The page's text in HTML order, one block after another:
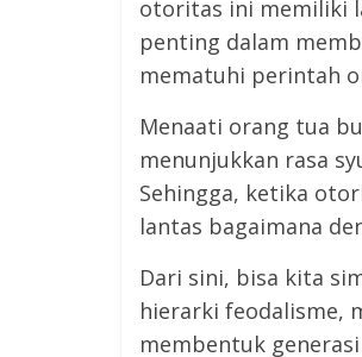
otoritas ini memiliki
penting dalam
mematuhi perintah
Menaati orang tua
menunjukkan rasa
Sehingga, ketika
lantas bagaimana
Dari sini, bisa kita
hierarki feodalisme,
membentuk